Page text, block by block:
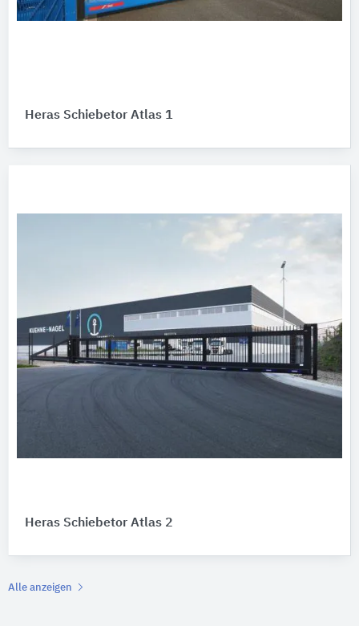
Heras Schiebetor Atlas 1
Heras Schiebetor Atlas 2
Alle anzeigen